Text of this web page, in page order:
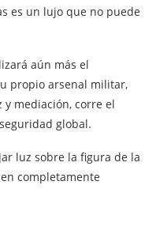
es un lujo que no puede
aún más el
propio arsenal militar,
mediación, corre el
global.
luz sobre la figura de la
completamente